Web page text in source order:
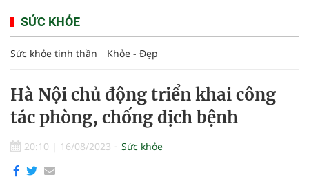
SỨC KHỎE
Sức khỏe tinh thần Khỏe - Đẹp
Hà Nội chủ động triển khai công
tác phòng, chống dịch bệnh
20:10 | 16/08/2023 Sức khỏe